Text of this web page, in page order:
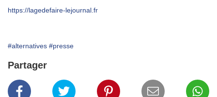
https://lagedefaire-lejournal.fr
#alternatives #presse
Partager